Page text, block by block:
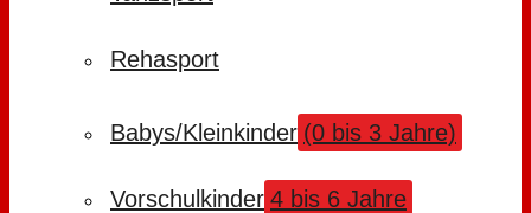
Rehasport
Babys/Kleinkinder (0 bis 3 Jahre)
Vorschulkinder 4 bis 6 Jahre